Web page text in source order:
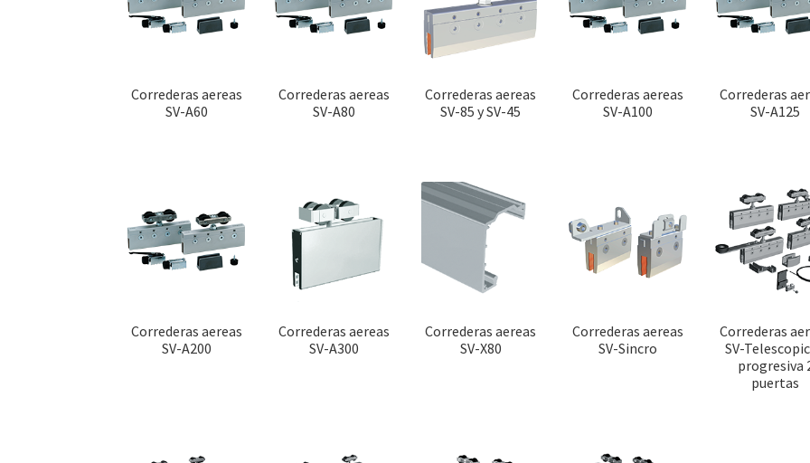
Correderas aereas
SV-A60
Correderas aereas
SV-A80
Correderas aereas
SV-85 y SV-45
Correderas aereas
SV-A100
Correderas
SV-A125
Correderas aereas
SV-A200
Correderas aereas
SV-A300
Correderas aereas
SV-X80
Correderas aereas
SV-Sincro
Correderas
SV-
progresiva
puertas